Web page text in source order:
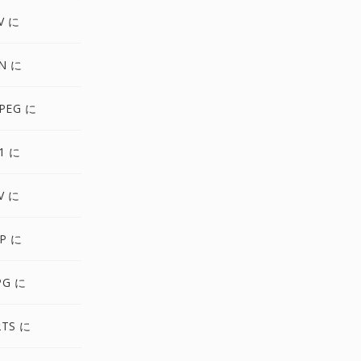
に
に
に
に
に
に
に
に